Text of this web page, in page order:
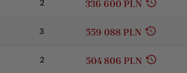
2 336 600 PLN
3 559 088 PLN
2 504 806 PLN